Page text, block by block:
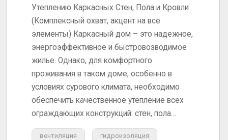
Утеплению Каркасных Стен, Пола и Кровли
(Комплексный охват, акцент на все
элементы) Каркасный дом – это надежное,
энергоэффективное и быстровозводимое
жилье. Однако, для комфортного
проживания в таком доме, особенно в
условиях сурового климата, необходимо
обеспечить качественное утепление всех
ограждающих конструкций: стен, пола…
вентиляция гидроизоляция